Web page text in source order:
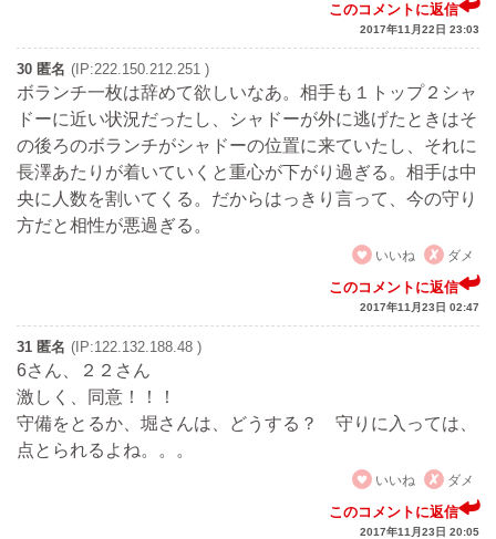
このコメントに返信
2017年11月22日 23:03
30 匿名 (IP:222.150.212.251 )
ボランチ一枚は辞めて欲しいなあ。相手も１トップ２シャ
ドーに近い状況だったし、シャドーが外に逃げたときはそ
の後ろのボランチがシャドーの位置に来ていたし、それに
長澤あたりが着いていくと重心が下がり過ぎる。相手は中
央に人数を割いてくる。だからはっきり言って、今の守り
方だと相性が悪過ぎる。
いいね
ダメ
このコメントに返信
2017年11月23日 02:47
31 匿名 (IP:122.132.188.48 )
6さん、２２さん
激しく、同意！！！
守備をとるか、堀さんは、どうする？ 守りに入っては、
点とられるよね。。。
いいね
ダメ
このコメントに返信
2017年11月23日 20:05